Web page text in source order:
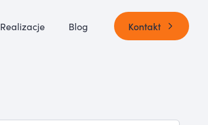
Realizacje Blog Kontakt